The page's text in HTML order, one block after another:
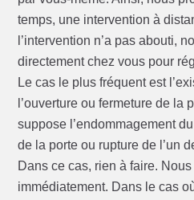
temps, une intervention à
l’intervention n’a pas abouti,
directement chez vous pour
Le cas le plus fréquent est
l’ouverture ou fermeture de la
suppose l’endommagement
de la porte ou rupture de l’un
Dans ce cas, rien à faire.
immédiatement. Dans le cas